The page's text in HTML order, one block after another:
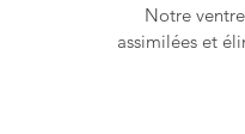
Notre
assimilées et